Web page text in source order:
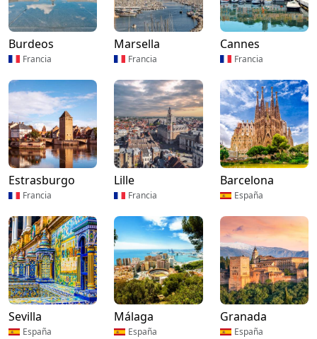
Burdeos
Francia
Marsella
Francia
Cannes
Francia
Estrasburgo
Francia
Lille
Francia
Barcelona
España
Sevilla
España
Málaga
España
Granada
España